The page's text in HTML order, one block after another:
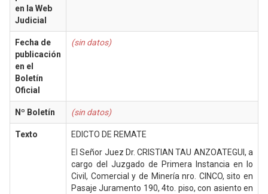
en la Web
Judicial
Fecha de
publicación
en el
Boletín
Oficial
(sin datos)
Nº Boletín (sin datos)
Texto
EDICTO DE REMATE
El Señor Juez Dr. CRISTIAN TAU ANZOATEGUI, a
cargo del Juzgado de Primera Instancia en lo
Civil, Comercial y de Minería nro. CINCO, sito en
Pasaje Juramento 190, 4to. piso, con asiento en